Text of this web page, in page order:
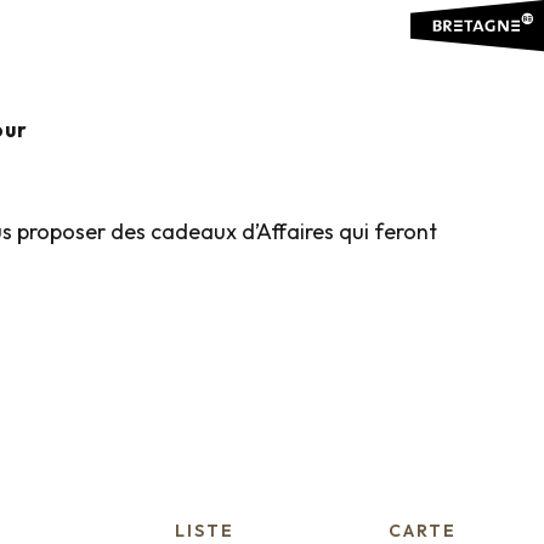
proposer des cadeaux d’Affaires qui feront
LISTE CARTE